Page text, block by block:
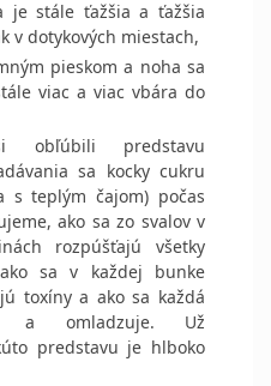
je stále ťažšia a ťažšia
v dotykových miestach,
pieskom a noha sa
viac a viac vbára do
obľúbili predstavu
sa kocky cukru
s teplým čajom) počas
ako sa zo svalov v
rozpúšťajú všetky
sa v každej bunke
toxíny a ako sa každá
a omladzuje. Už
predstavu je hlboko